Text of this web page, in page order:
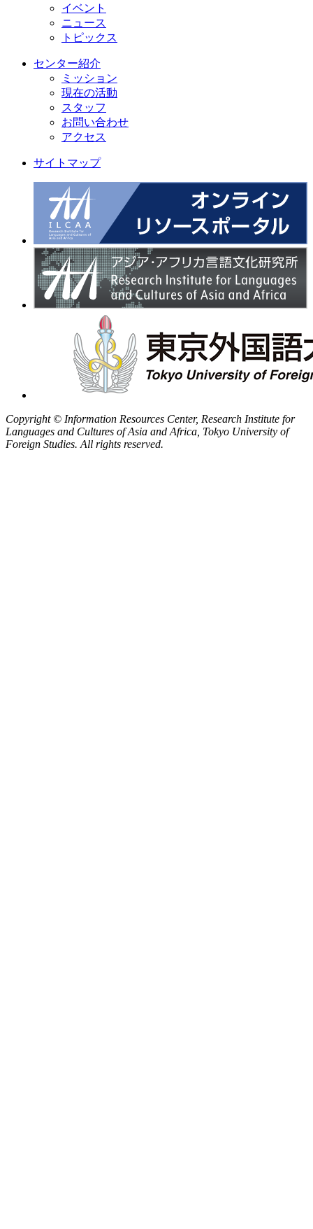
イベント
ニュース
トピックス
センター紹介
ミッション
現在の活動
スタッフ
お問い合わせ
アクセス
サイトマップ
Copyright © Information Resources Center, Research Institute for
Languages and Cultures of Asia and Africa, Tokyo University of
Foreign Studies. All rights reserved.